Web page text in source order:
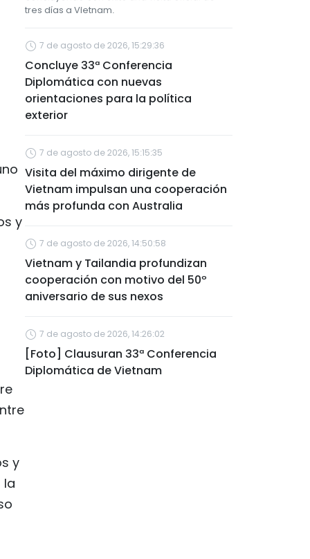
y
y
la
tres días a Vietnam.
7 de agosto de 2026, 15:29:36
Concluye 33ª Conferencia
Diplomática con nuevas
orientaciones para la política
exterior
7 de agosto de 2026, 15:15:35
Visita del máximo dirigente de
Vietnam impulsan una cooperación
más profunda con Australia
7 de agosto de 2026, 14:50:58
Vietnam y Tailandia profundizan
cooperación con motivo del 50º
aniversario de sus nexos
7 de agosto de 2026, 14:26:02
[Foto] Clausuran 33ª Conferencia
Diplomática de Vietnam